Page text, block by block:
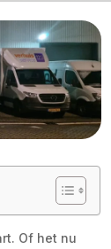
Of het nu